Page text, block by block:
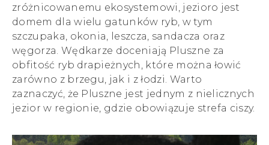
zróżnicowanemu ekosystemowi, jezioro jest
domem dla wielu gatunków ryb, w tym
szczupaka, okonia, leszcza, sandacza oraz
węgorza. Wędkarze doceniają Pluszne za
obfitość ryb drapieżnych, które można łowić
zarówno z brzegu, jak i z łodzi. Warto
zaznaczyć, że Pluszne jest jednym z nielicznych
jezior w regionie, gdzie obowiązuje strefa ciszy.